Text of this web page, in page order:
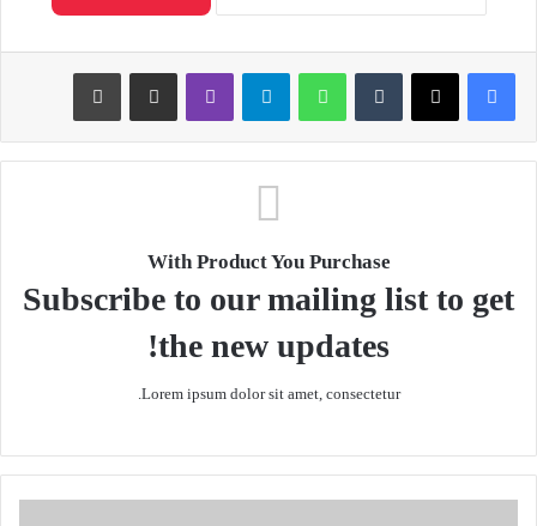
X
Telegram
With Product You Purchase
Subscribe to our mailing list to get
the new updates!
Lorem ipsum dolor sit amet, consectetur.